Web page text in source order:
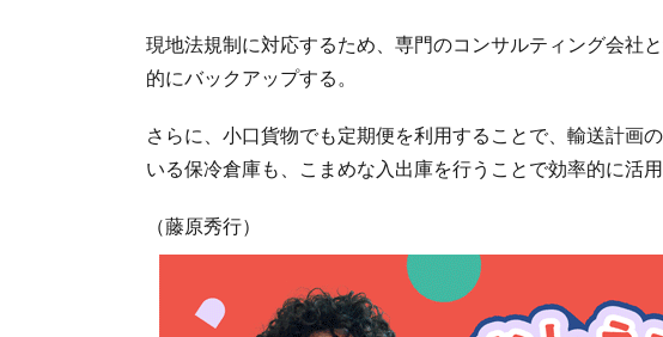
現地法規制に対応するため、専門のコンサルティング会社
的にバックアップする。
さらに、小口貨物でも定期便を利用することで、輸送計画
いる保冷倉庫も、こまめな入出庫を行うことで効率的に活
（藤原秀行）